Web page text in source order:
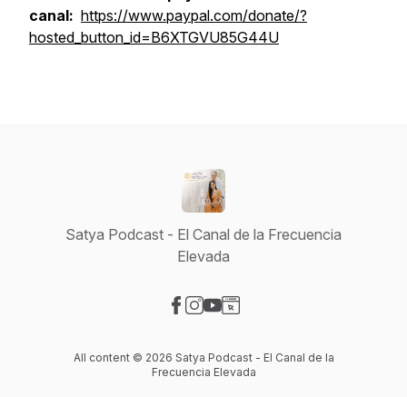
canal: https://www.paypal.com/donate/?
hosted_button_id=B6XTGVU85G44U
Satya Podcast - El Canal de la Frecuencia
Elevada
All content © 2026 Satya Podcast - El Canal de la
Frecuencia Elevada